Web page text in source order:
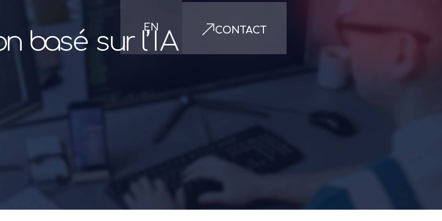
EN CONTACT
n basé sur l’IA